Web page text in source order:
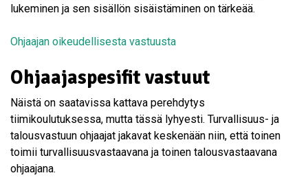
lukeminen ja sen sisällön sisäistäminen on tärkeää.
Ohjaajan oikeudellisesta vastuusta
Ohjaajaspesifit vastuut
Näistä on saatavissa kattava perehdytys
tiimikoulutuksessa, mutta tässä lyhyesti. Turvallisuus- ja
talousvastuun ohjaajat jakavat keskenään niin, että toinen
toimii turvallisuusvastaavana ja toinen talousvastaavana
ohjaajana.